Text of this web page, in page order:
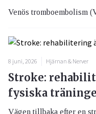
Venös tromboembolism
8 juni, 2026 Hjärnan & Nerver
Stroke:
fysiska
Vägen tillbaka efter en